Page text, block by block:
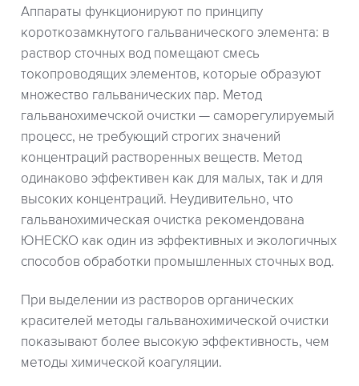
Аппараты функционируют по принципу
короткозамкнутого гальванического элемента: в
раствор сточных вод помещают смесь
токопроводящих элементов, которые образуют
множество гальванических пар. Метод
гальванохимечской очистки — саморегулируемый
процесс, не требующий строгих значений
концентраций растворенных веществ. Метод
одинаково эффективен как для малых, так и для
высоких концентраций. Неудивительно, что
гальванохимическая очистка рекомендована
ЮНЕСКО как один из эффективных и экологичных
способов обработки промышленных сточных вод.
При выделении из растворов органических
красителей методы гальванохимической очистки
показывают более высокую эффективность, чем
методы химической коагуляции.